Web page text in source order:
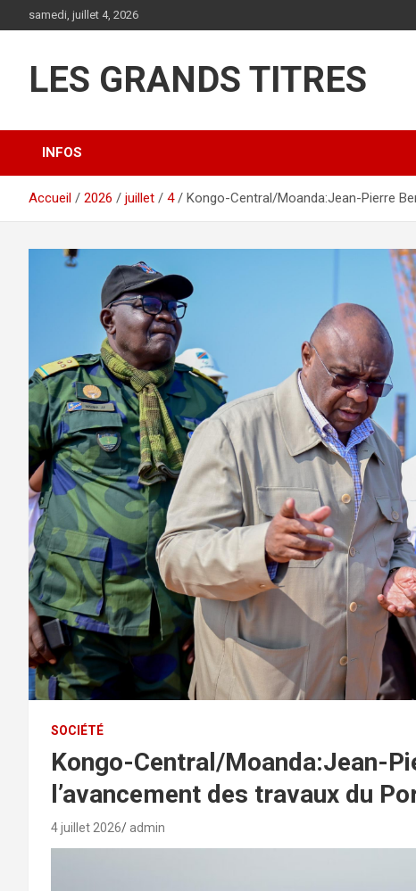
au
samedi, juillet 4, 2026
LES GRANDS TITRES
INFOS
Accueil 2026 juillet 4 Kongo-Central/Moanda:Jean-Pierre
SOCIÉTÉ
Kongo-Central/Moanda:Jean-
l’avancement des travaux du
4 juillet 2026 admin